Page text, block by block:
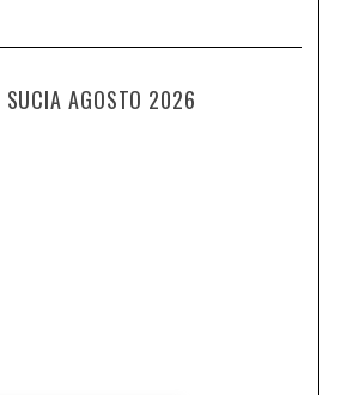
SUCIA AGOSTO 2026